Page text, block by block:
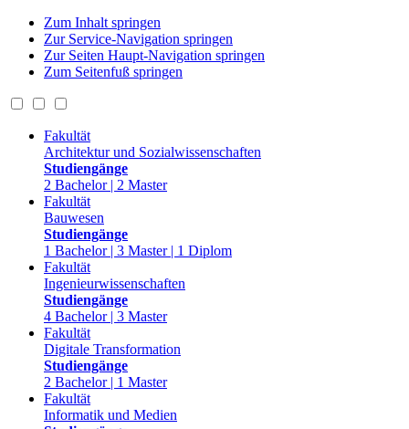
Zum Inhalt springen
Zur Service-Navigation springen
Zur Seiten Haupt-Navigation springen
Zum Seitenfuß springen
Fakultät
Architektur und Sozialwissenschaften
Studiengänge
2 Bachelor | 2 Master
Fakultät
Bauwesen
Studiengänge
1 Bachelor | 3 Master | 1 Diplom
Fakultät
Ingenieurwissenschaften
Studiengänge
4 Bachelor | 3 Master
Fakultät
Digitale Transformation
Studiengänge
2 Bachelor | 1 Master
Fakultät
Informatik und Medien